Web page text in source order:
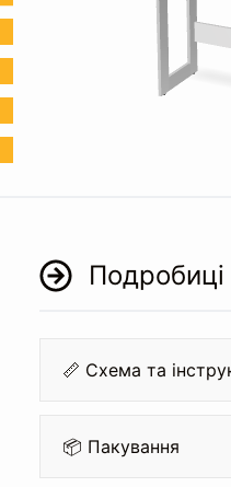
Подробиці
📏 Схема та
📦 Пакування